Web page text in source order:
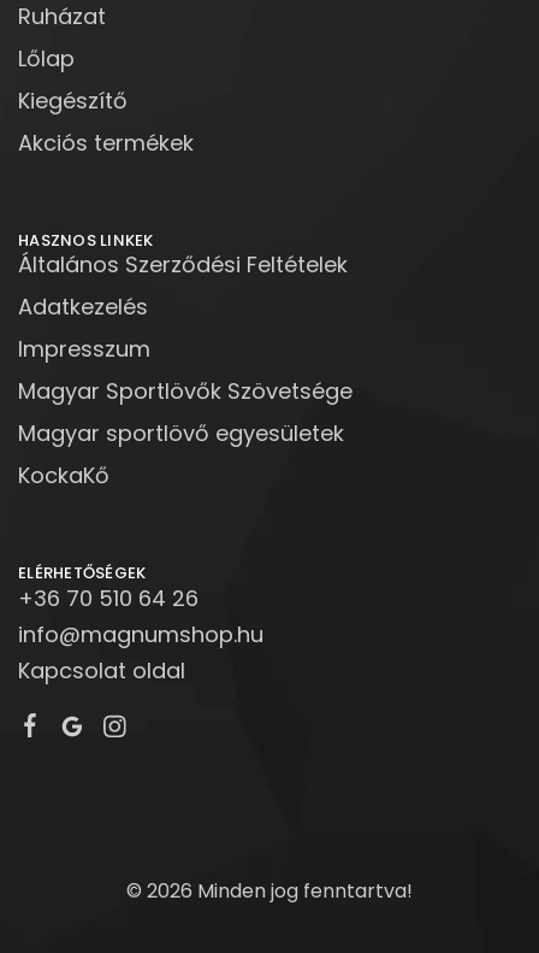
Ruházat
Lőlap
Kiegészítő
Akciós termékek
HASZNOS LINKEK
Általános Szerződési Feltételek
Adatkezelés
Impresszum
Magyar Sportlövők Szövetsége
Magyar sportlövő egyesületek
KockaKő
ELÉRHETŐSÉGEK
+36 70 510 64 26
info@magnumshop.hu
Kapcsolat oldal
© 2026 Minden jog fenntartva!